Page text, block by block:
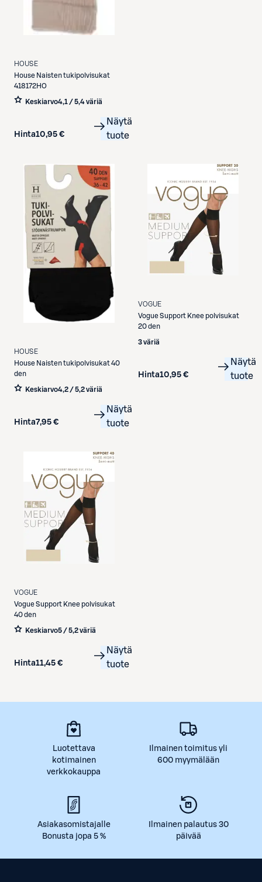
HOUSE
House Naisten tukipolvisukat
418172HO
Keskiarvo4,1 / 5,4 väriä
Hinta10,95 €
Näytä
tuote
HOUSE
House Naisten tukipolvisukat 40
den
Keskiarvo4,2 / 5,2 väriä
Hinta7,95 €
Näytä
tuote
VOGUE
VogueSupport Knee polvisukat
20 den
3 väriä
Hinta10,95 €
Näytä
tuote
VOGUE
VogueSupport Knee polvisukat
40 den
Keskiarvo5 / 5,2 väriä
Hinta11,45 €
Näytä
tuote
Luotettava
kotimainen
verkkokauppa
Ilmainen toimitus yli
600 myymälään
Asiakasomistajalle
Bonusta jopa 5 %
Ilmainen palautus 30
päivää